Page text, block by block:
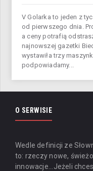
V Golarka to jeden z
od pierwszego dnia.
a ceny potrafią
najnowszej gazetki
wystawiła trzy
podpowiadamy...
O SERWISIE
Wedle definicji ze
to: rzeczy nowe,
innowacje... Jeżeli